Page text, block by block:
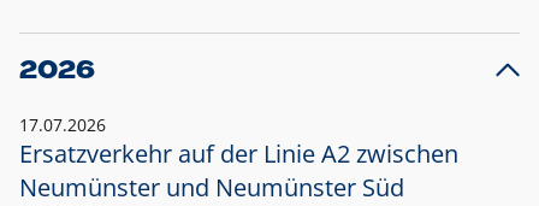
2026
17.07.2026
Ersatzverkehr auf der Linie A2 zwischen
Neumünster und Neumünster Süd